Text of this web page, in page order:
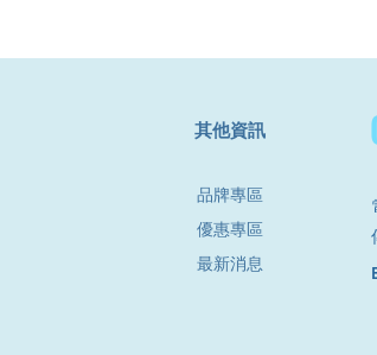
其他資訊
品牌專區
優惠專區
最新消息